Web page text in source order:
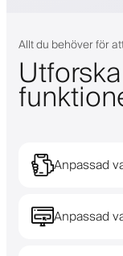
Allt du behöver för
Anpassad
Anpassad